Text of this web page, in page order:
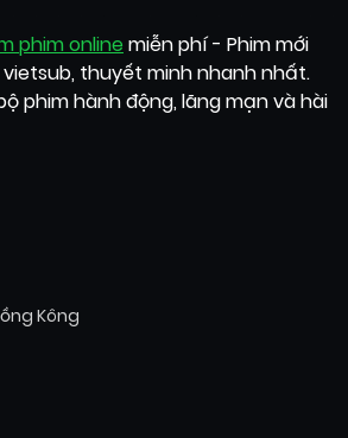
phim online miễn phí - Phim mới
thuyết minh nhanh nhất.
phim hành động, lãng mạn và hài
Kông